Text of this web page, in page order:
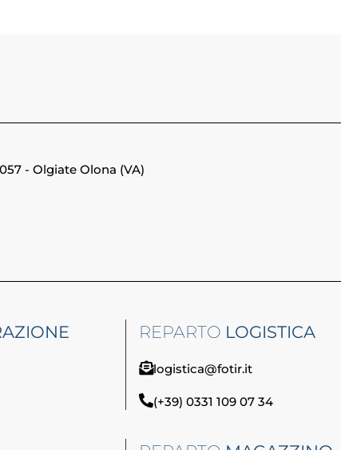
- Olgiate Olona (VA)
REPARTO LOGISTICA
logistica@fotir.it
(+39) 0331 109 07 34